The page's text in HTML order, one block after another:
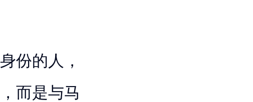
份的人，
而是与马